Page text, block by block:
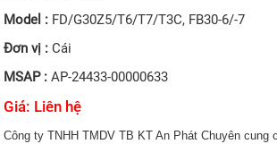
Model : FD/G30Z5/T6/T7/T3C, FB30-6/-7
Đơn vị :Cái
MSAP :AP-24433-00000633
Giá: Liên hệ
Công ty TNHH TMDV TB KT An Phát Chuyên cung